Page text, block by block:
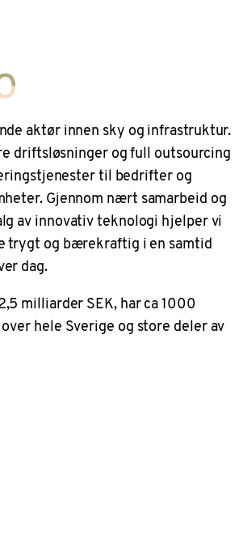
aktør innen sky og infrastruktur.
driftsløsninger og full outsourcing
til bedrifter og
Gjennom nært samarbeid og
av innovativ teknologi hjelper vi
trygt og bærekraftig i en samtid
dag.
milliarder SEK, har ca 1000
hele Sverige og store deler av